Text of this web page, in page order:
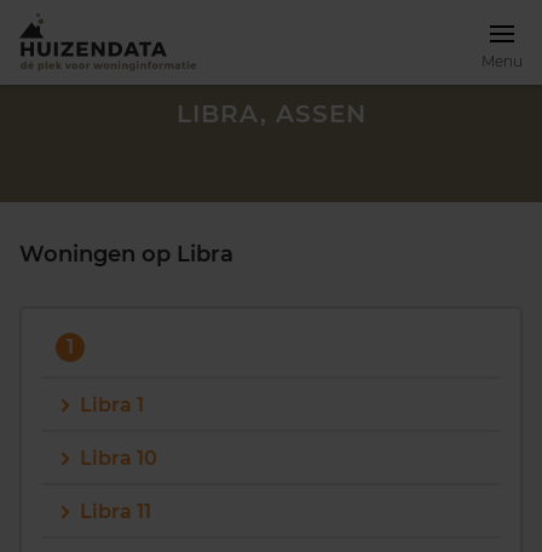
Menu
LIBRA, ASSEN
Woningen op Libra
1
Libra 1
Libra 10
Libra 11